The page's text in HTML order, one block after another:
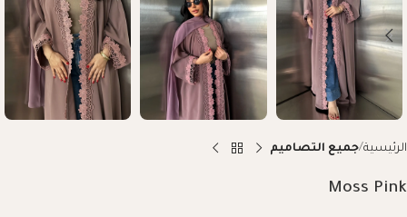
الرئيسية جميع التصاميم
Moss Pink